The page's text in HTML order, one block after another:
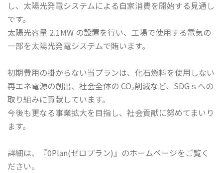
し、太陽光発電システムによる自家消費を開始する見通し
です。
太陽光容量 2.1MW の設置を行い、工場で使用する電気の
一部を太陽光発電システムで賄います。
初期費用の掛からない当プランは、化石燃料を使用しない
再エネ電源の創出、社会全体の CO₂削減など、SDGｓへの
取り組みに貢献しています。
今後も更なる事業拡大を目指し、社会貢献に努めてまいり
ます。
詳細は、『0Plan(ゼロプラン)』のホームページをご覧く
ださい。